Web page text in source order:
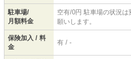
駐車場/
月額料金
空有/0円 駐車場の状況
願いします。
保険加入 / 料
金
有 / -